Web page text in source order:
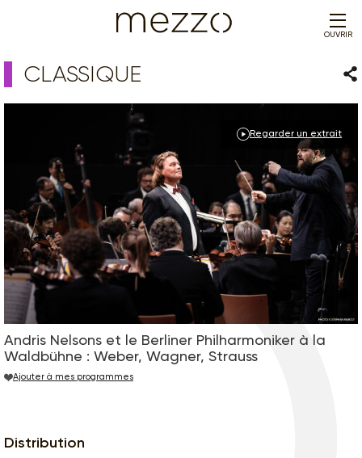
OUVRIR
CLASSIQUE
Andris Nelsons et le Berliner Philharmoniker à la
Waldbühne : Weber, Wagner, Strauss
Regarder un extrait
Ajouter à mes programmes
Distribution